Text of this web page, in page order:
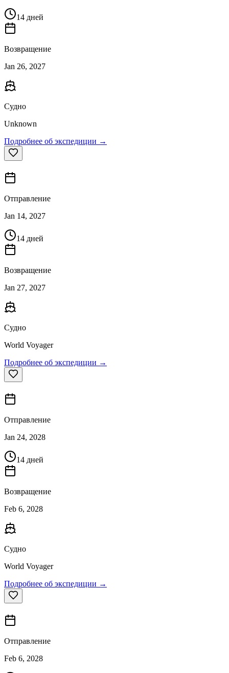
14 дней
Возвращение
Jan 26, 2027
Судно
Unknown
Подробнее об экспедиции →
Отправление
Jan 14, 2027
14 дней
Возвращение
Jan 27, 2027
Судно
World Voyager
Подробнее об экспедиции →
Отправление
Jan 24, 2028
14 дней
Возвращение
Feb 6, 2028
Судно
World Voyager
Подробнее об экспедиции →
Отправление
Feb 6, 2028